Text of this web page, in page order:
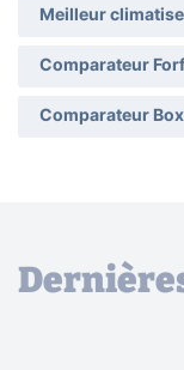
Meilleur
Comparateur
Comparateur